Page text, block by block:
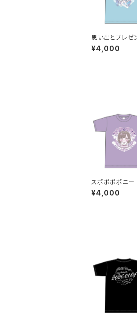
思い出とプレゼ
羽あい】 生誕Ｔシ
M〜XLサイズ
¥4,000
スポポポポニー
彩】生誕祭Tシャ
XLサイズ
¥4,000